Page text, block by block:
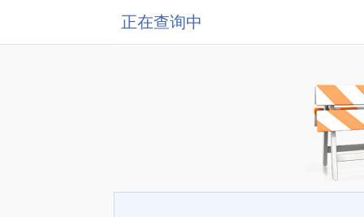
正在查询中